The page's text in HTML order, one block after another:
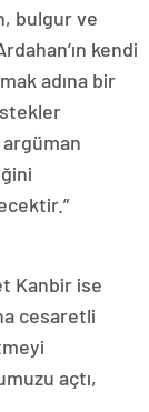
bulgur ve
kendi
adına bir
Kanbir ise
cesaretli
açtı,